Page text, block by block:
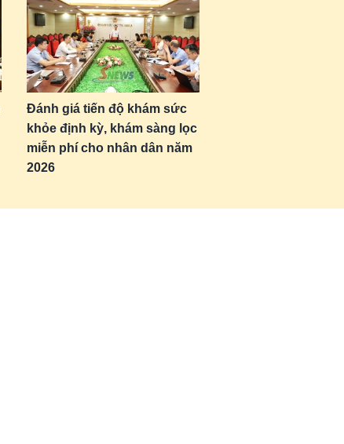
Đánh giá tiến độ khám sức
khỏe định kỳ, khám sàng lọc
miễn phí cho nhân dân năm
2026